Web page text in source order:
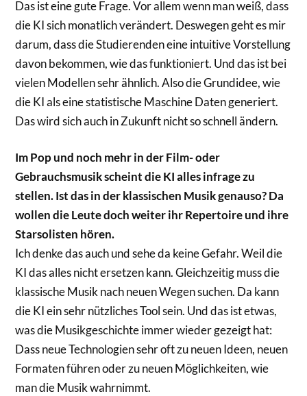
Das ist eine gute Frage. Vor allem wenn man weiß, dass
die KI sich monatlich verändert. Deswegen geht es mir
darum, dass die Studierenden eine intuitive Vorstellung
davon bekommen, wie das funktioniert. Und das ist bei
vielen Modellen sehr ähnlich. Also die Grundidee, wie
die KI als eine statistische Maschine Daten generiert.
Das wird sich auch in Zukunft nicht so schnell ändern.
Im Pop und noch mehr in der Film- oder
Gebrauchsmusik scheint die KI alles infrage zu
stellen. Ist das in der klassischen Musik genauso? Da
wollen die Leute doch weiter ihr Repertoire und ihre
Starsolisten hören.
Ich denke das auch und sehe da keine Gefahr. Weil die
KI das alles nicht ersetzen kann. Gleichzeitig muss die
klassische Musik nach neuen Wegen suchen. Da kann
die KI ein sehr nützliches Tool sein. Und das ist etwas,
was die Musikgeschichte immer wieder gezeigt hat:
Dass neue Technologien sehr oft zu neuen Ideen, neuen
Formaten führen oder zu neuen Möglichkeiten, wie
man die Musik wahrnimmt.